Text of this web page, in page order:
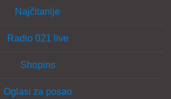
Najčitanije
Radio 021 live
Shopins
Oglasi za posao